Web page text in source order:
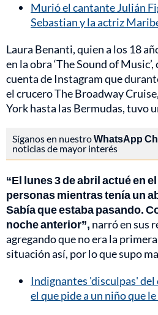
Murió el cantante Julián
Sebastian y la actriz
Laura Benanti, quien a los 18
en la obra ‘The Sound of
cuenta de Instagram que
el crucero The Broadway
York hasta las Bermudas, tuvo
Síganos en nuestroWhatsApp
noticias de mayor interés
“El lunes 3 de abril actué en
personas mientras tenía un
Sabía que estaba pasando.
noche anterior”, narró en sus
agregando que no era la
situación así, por lo que supo
Indignantes 'disculpas'
el que pide a un niño que le